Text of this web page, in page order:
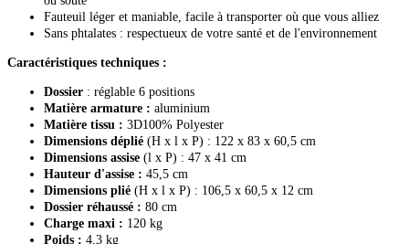
Fauteuil léger et maniable, facile à transporter où que vous alliez
Sans phtalates : respectueux de votre santé et de l'environnement
Caractéristiques techniques :
Dossier : réglable 6 positions
Matière armature : aluminium
Matière tissu : 3D100% Polyester
Dimensions déplié (H x l x P) : 122 x 83 x 60,5 cm
Dimensions assise (l x P) : 47 x 41 cm
Hauteur d'assise : 45,5 cm
Dimensions plié (H x l x P) : 106,5 x 60,5 x 12 cm
Dossier réhaussé : 80 cm
Charge maxi : 120 kg
Poids : 4,3 kg